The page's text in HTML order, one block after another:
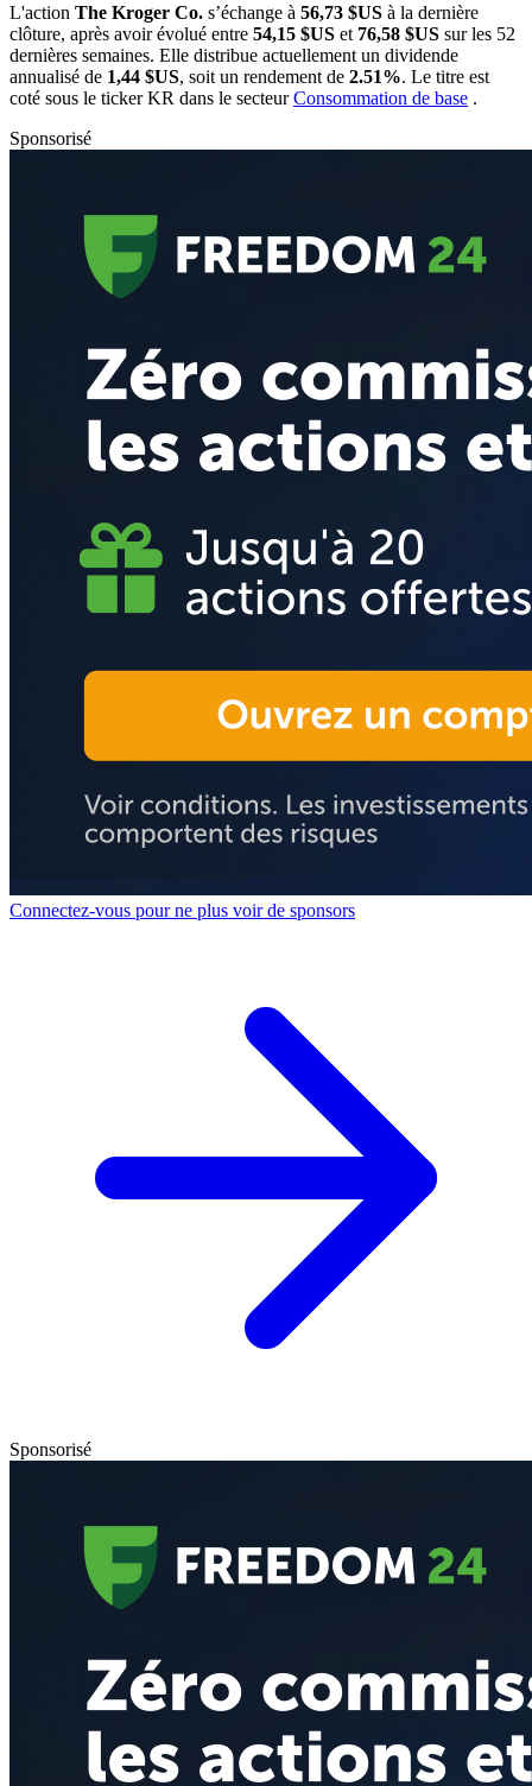
L'action The Kroger Co. s’échange à 56,73 $US à la dernière
clôture, après avoir évolué entre 54,15 $US et 76,58 $US sur les 52
dernières semaines. Elle distribue actuellement un dividende
annualisé de 1,44 $US, soit un rendement de 2.51%. Le titre est
coté sous le tickerKR dans le secteurConsommation de base .
Sponsorisé
Connectez-vous pour ne plus voir de sponsors
Sponsorisé